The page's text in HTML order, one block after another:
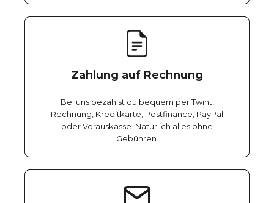
Zahlung auf Rechnung
Bei uns bezahlst du bequem per Twint,
Rechnung, Kreditkarte, Postfinance, PayPal
oder Vorauskasse. Natürlich alles ohne
Gebühren.